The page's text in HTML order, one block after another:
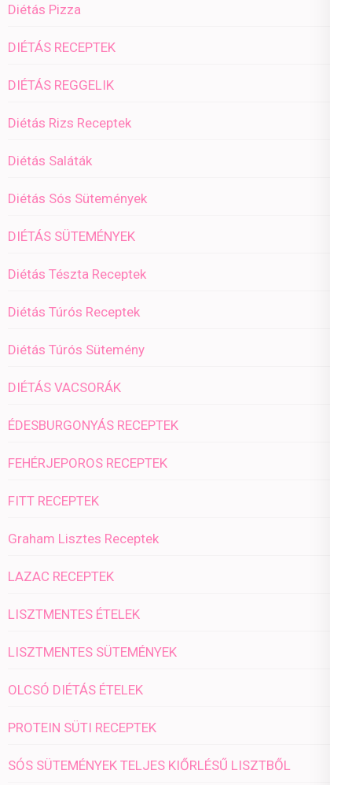
Diétás Pizza
DIÉTÁS RECEPTEK
DIÉTÁS REGGELIK
Diétás Rizs Receptek
Diétás Saláták
Diétás Sós Sütemények
DIÉTÁS SÜTEMÉNYEK
Diétás Tészta Receptek
Diétás Túrós Receptek
Diétás Túrós Sütemény
DIÉTÁS VACSORÁK
ÉDESBURGONYÁS RECEPTEK
FEHÉRJEPOROS RECEPTEK
FITT RECEPTEK
Graham Lisztes Receptek
LAZAC RECEPTEK
LISZTMENTES ÉTELEK
LISZTMENTES SÜTEMÉNYEK
OLCSÓ DIÉTÁS ÉTELEK
PROTEIN SÜTI RECEPTEK
SÓS SÜTEMÉNYEK TELJES KIŐRLÉSŰ LISZTBŐL